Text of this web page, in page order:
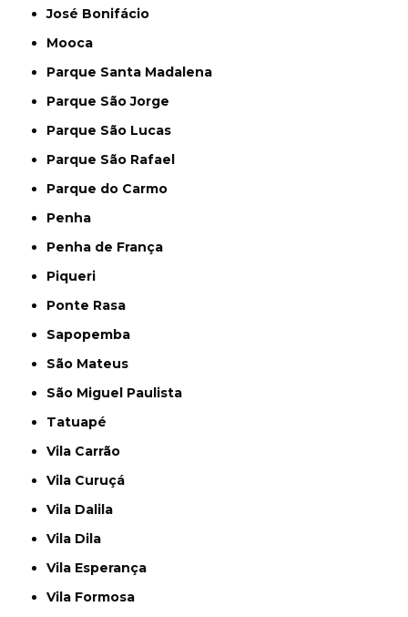
José Bonifácio
Mooca
Parque Santa Madalena
Parque São Jorge
Parque São Lucas
Parque São Rafael
Parque do Carmo
Penha
Penha de França
Piqueri
Ponte Rasa
Sapopemba
São Mateus
São Miguel Paulista
Tatuapé
Vila Carrão
Vila Curuçá
Vila Dalila
Vila Dila
Vila Esperança
Vila Formosa